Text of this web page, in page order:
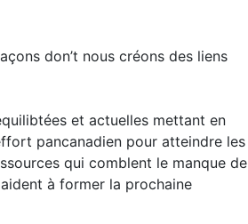
don’t nous créons des liens
et actuelles mettant en
pancanadien pour atteindre les
qui comblent le manque de
à former la prochaine